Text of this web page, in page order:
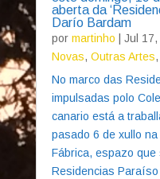
aberta da
Darío Bardam
por martinho Jul 17,
Novas, Outras Artes,
No marco das
impulsadas polo
canario está a
pasado 6 de xullo
Fábrica, espazo
Residencias